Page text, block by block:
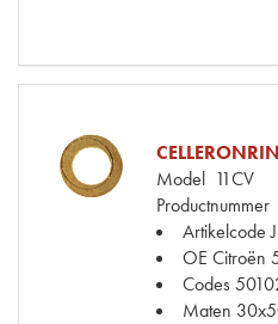
Model 11CV
Productnummer
Artikelcode
OE Citroën
Codes
Maten